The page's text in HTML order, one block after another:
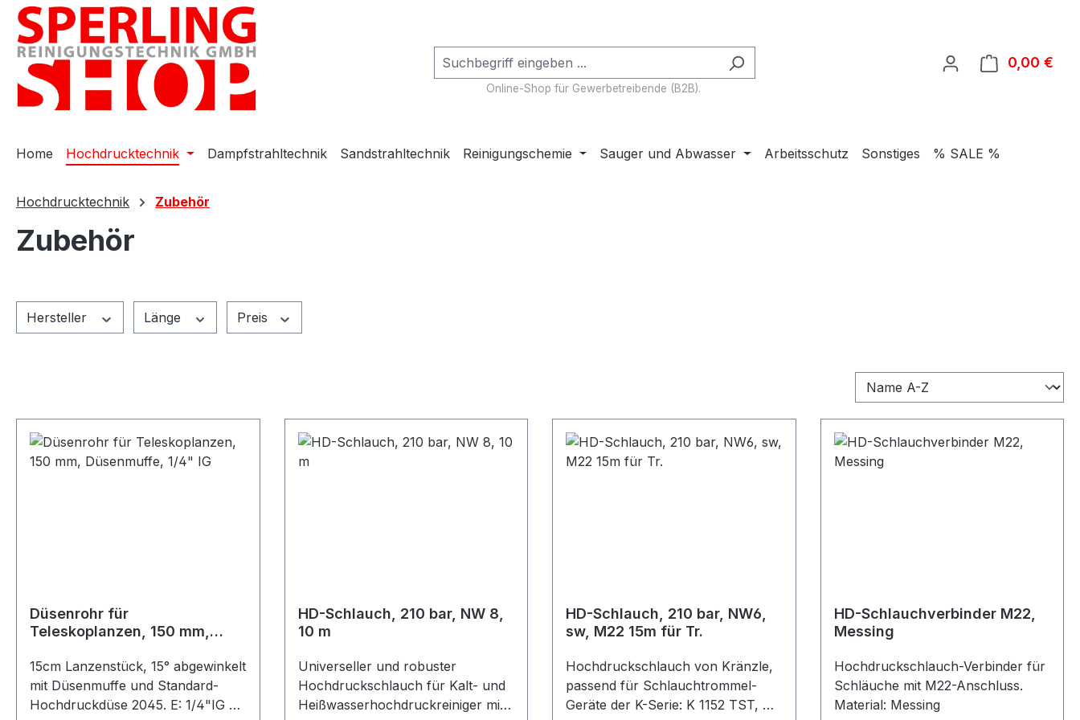
Hauptinhalt springen
Zur Suche springen
Zur Hauptnavigation springen
Online-Shop für Gewerbetreibende (B2B).
0,00 €
Home Hochdrucktechnik Dampfstrahltechnik Sandstrahltechnik Reinigungschemie Sauger und Abwasser Arbeitsschutz Sonstiges % SALE %
Hochdrucktechnik Zubehör
Zubehör
Hersteller Länge Preis
Düsenrohr für
Teleskoplanzen, 150 mm,
15cm Lanzenstück, 15° abgewinkelt
mit Düsenmuffe und Standard-
Hochdruckdüse 2045. E: 1/4"IG A:
HD-Schlauch, 210 bar, NW 8,
10 m
Universeller und robuster
Hochdruckschlauch für Kalt- und
Heißwasserhochdruckreiniger mit
HD-Schlauch, 210 bar, NW6,
sw, M22 15m für Tr.
Hochdruckschlauch von Kränzle,
passend für Schlauchtrommel-
Geräte der K-Serie: K 1152 TST, K
HD-Schlauchverbinder M22,
Messing
Hochdruckschlauch-Verbinder für
Schläuche mit M22-Anschluss.
Material: Messing